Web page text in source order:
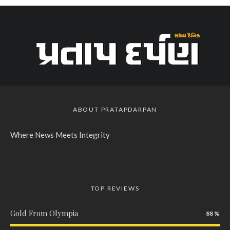
ABOUT PRATAPDARPAN
Where News Meets Integrity
TOP REVIEWS
Gold From Olympia 88